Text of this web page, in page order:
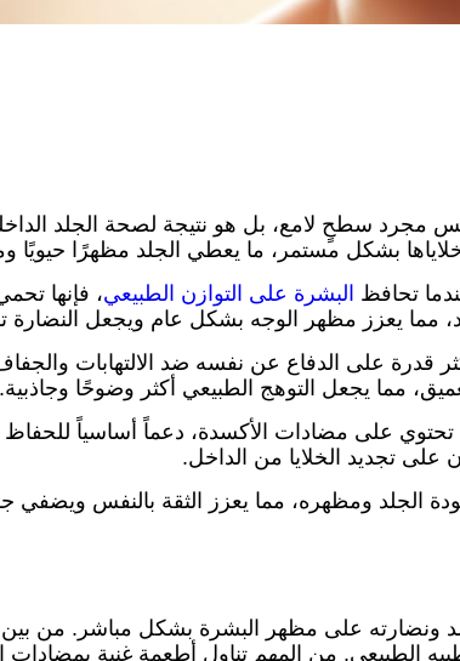
سطحٍ لامع، بل هو نتيجة لصحة الجلد
خلاياها بشكل مستمر، ما يعطي الجلد مظهرًا حيويًا
تحافظ البشرة على التوازن الطبيعي، فإنها
مما يعزز مظهر الوجه بشكل عام ويجعل النضارة
قدرة على الدفاع عن نفسه ضد الالتهابات
مما يجعل التوهج الطبيعي أكثر وضوحًا وجاذبية.
تحتوي على مضادات الأكسدة، دعماً أساسياً
على تجديد الخلايا من الداخل.
ومظهره، مما يعزز الثقة بالنفس ويضفي
على مظهر البشرة بشكل مباشر. من بين
الطبيعي. من المهم تناول أطعمة غنية بمضادات